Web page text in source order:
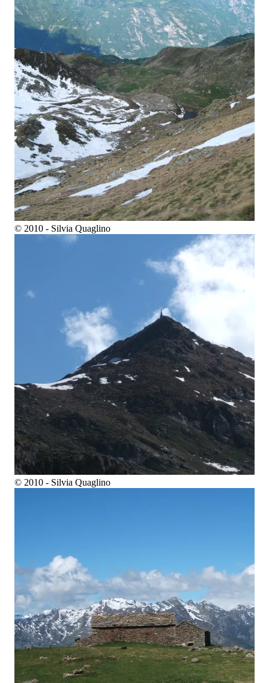
© 2010 - Silvia Quaglino
© 2010 - Silvia Quaglino